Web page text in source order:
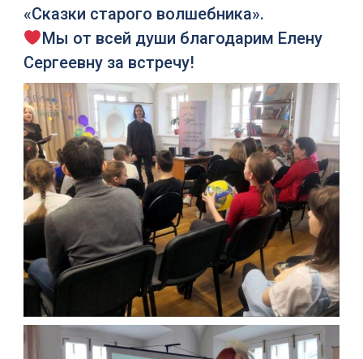
«Сказки старого волшебника».
Мы от всей души благодарим Елену
Сергеевну за встречу!